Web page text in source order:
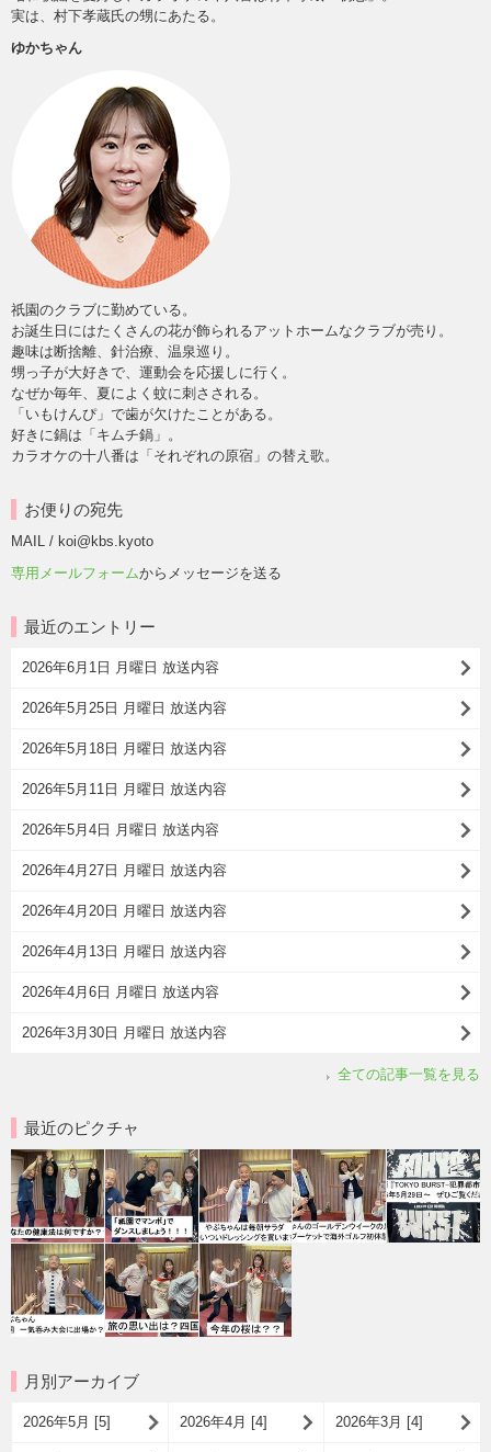
実は、村下孝蔵氏の甥にあたる。
ゆかちゃん
祇園のクラブに勤めている。
お誕生日にはたくさんの花が飾られるアットホームなクラブが売り。
趣味は断捨離、針治療、温泉巡り。
甥っ子が大好きで、運動会を応援しに行く。
なぜか毎年、夏によく蚊に刺さされる。
「いもけんぴ」で歯が欠けたことがある。
好きに鍋は「キムチ鍋」。
カラオケの十八番は「それぞれの原宿」の替え歌。
お便りの宛先
MAIL / koi@kbs.kyoto
専用メールフォームからメッセージを送る
最近のエントリー
2026年6月1日 月曜日 放送内容
2026年5月25日 月曜日 放送内容
2026年5月18日 月曜日 放送内容
2026年5月11日 月曜日 放送内容
2026年5月4日 月曜日 放送内容
2026年4月27日 月曜日 放送内容
2026年4月20日 月曜日 放送内容
2026年4月13日 月曜日 放送内容
2026年4月6日 月曜日 放送内容
2026年3月30日 月曜日 放送内容
全ての記事一覧を見る
最近のピクチャ
月別アーカイブ
2026年5月 [5] 2026年4月 [4] 2026年3月 [4]